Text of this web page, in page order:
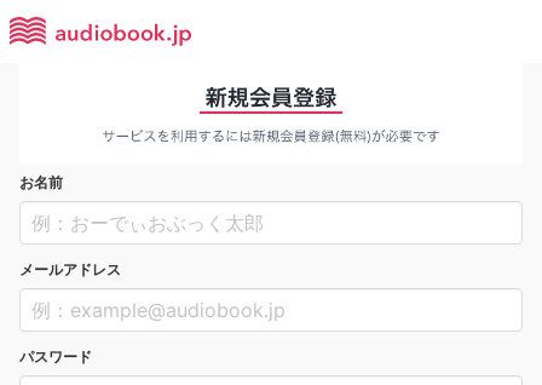
お名前
メールアドレス
パスワード